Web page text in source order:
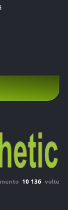
10 136 volte